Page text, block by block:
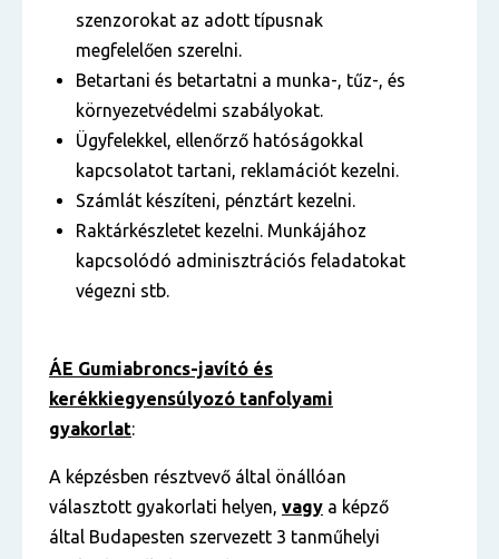
szenzorokat az adott típusnak
megfelelően szerelni.
Betartani és betartatni a munka-, tűz-, és
környezetvédelmi szabályokat.
Ügyfelekkel, ellenőrző hatóságokkal
kapcsolatot tartani, reklamációt kezelni.
Számlát készíteni, pénztárt kezelni.
Raktárkészletet kezelni. Munkájához
kapcsolódó adminisztrációs feladatokat
végezni stb.
ÁE Gumiabroncs-javító és
kerékkiegyensúlyozó tanfolyami
gyakorlat:
A képzésben résztvevő által önállóan
választott gyakorlati helyen, vagy a képző
által Budapesten szervezett 3 tanműhelyi